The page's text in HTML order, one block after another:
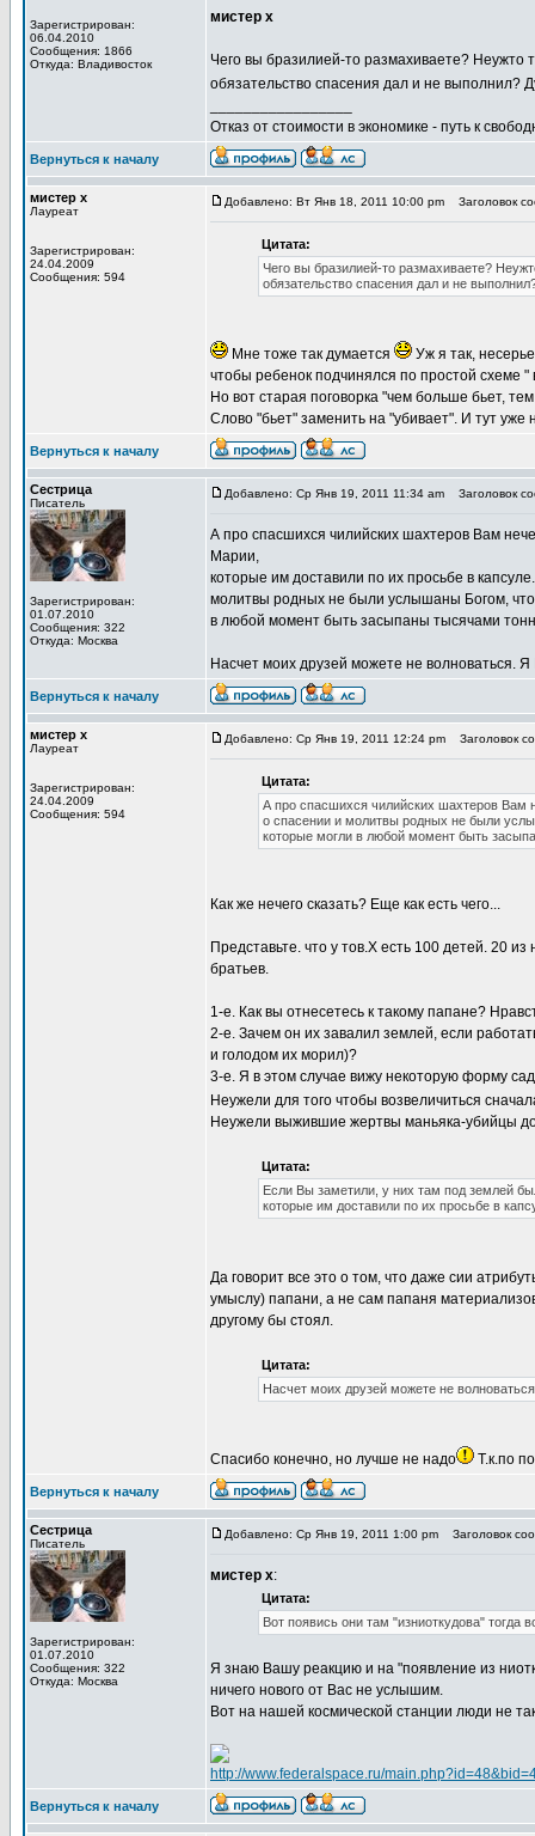
Зарегистрирован:
06.04.2010
Сообщения: 1866
Откуда: Владивосток
мистер х
Чего вы бразилией-то размахиваете? Неужто
обязательство спасения дал и не выполнил?
Отказ от стоимости в экономике - путь к
Вернуться к началу
мистер х
Лауреат
Зарегистрирован:
24.04.2009
Сообщения: 594
Добавлено: Вт Янв 18, 2011 10:00 pm Заголовок
Цитата:
Чего вы бразилией-то размахиваете?
обязательство спасения дал и не
Мне тоже так думается
Уж я так,
чтобы ребенок подчинялся по простой схеме
Но вот старая поговорка "чем больше бьет,
Слово "бьет" заменить на "убивает". И тут уже
Вернуться к началу
Сестрица
Писатель
Зарегистрирован:
01.07.2010
Сообщения: 322
Откуда: Москва
Добавлено: Ср Янв 19, 2011 11:34 am Заголовок
А про спасшихся чилийских шахтеров Вам
Марии,
которые им доставили по их просьбе в
молитвы родных не были услышаны Богом, что
в любой момент быть засыпаны тысячами
Насчет моих друзей можете не волноваться.
Вернуться к началу
мистер х
Лауреат
Зарегистрирован:
24.04.2009
Сообщения: 594
Добавлено: Ср Янв 19, 2011 12:24 pm Заголовок
Цитата:
А про спасшихся чилийских шахтеров Вам
о спасении и молитвы родных не были
которые могли в любой момент быть
Как же нечего сказать? Еще как есть чего...
Представьте. что у тов.Х есть 100 детей. 20
братьев.
1-е. Как вы отнесетесь к такому папане?
2-е. Зачем он их завалил землей, если
и голодом их морил)?
3-е. Я в этом случае вижу некоторую форму
Неужели для того чтобы возвеличиться
Неужели выжившие жертвы маньяка-убийцы
Цитата:
Если Вы заметили, у них там под землей
которые им доставили по их просьбе в
Да говорит все это о том, что даже сии
умыслу) папани, а не сам папаня
другому бы стоял.
Цитата:
Насчет моих друзей можете не
Спасибо конечно, но лучше не надо Т.к.по
Вернуться к началу
Сестрица
Писатель
Зарегистрирован:
01.07.2010
Сообщения: 322
Откуда: Москва
Добавлено: Ср Янв 19, 2011 1:00 pm Заголовок
мистер х:
Цитата:
Вот появись они там "изниоткудова" тогда
Я знаю Вашу реакцию и на "появление из
ничего нового от Вас не услышим.
Вот на нашей космической станции люди не
http://www.federalspace.ru/
Вернуться к началу